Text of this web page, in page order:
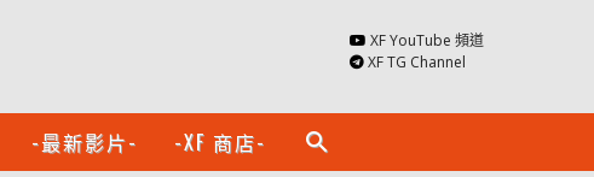
XF YouTube 頻道
XF TG Channel
-最新影片- -XF 商店- search